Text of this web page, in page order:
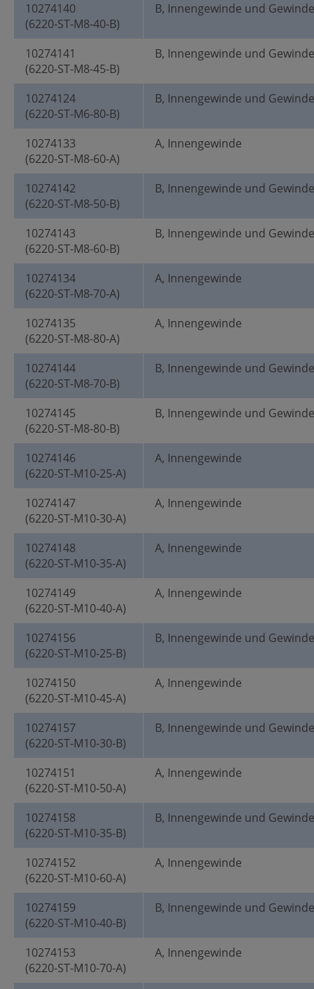
10274140
(6220-ST-M8-40-B)
B, Innengewinde und
10274141
(6220-ST-M8-45-B)
B, Innengewinde und
10274124
(6220-ST-M6-80-B)
B, Innengewinde und
10274133
(6220-ST-M8-60-A)
A, Innengewinde
10274142
(6220-ST-M8-50-B)
B, Innengewinde und
10274143
(6220-ST-M8-60-B)
B, Innengewinde und
10274134
(6220-ST-M8-70-A)
A, Innengewinde
10274135
(6220-ST-M8-80-A)
A, Innengewinde
10274144
(6220-ST-M8-70-B)
B, Innengewinde und
10274145
(6220-ST-M8-80-B)
B, Innengewinde und
10274146
(6220-ST-M10-25-A)
A, Innengewinde
10274147
(6220-ST-M10-30-A)
A, Innengewinde
10274148
(6220-ST-M10-35-A)
A, Innengewinde
10274149
(6220-ST-M10-40-A)
A, Innengewinde
10274156
(6220-ST-M10-25-B)
B, Innengewinde und
10274150
(6220-ST-M10-45-A)
A, Innengewinde
10274157
(6220-ST-M10-30-B)
B, Innengewinde und
10274151
(6220-ST-M10-50-A)
A, Innengewinde
10274158
(6220-ST-M10-35-B)
B, Innengewinde und
10274152
(6220-ST-M10-60-A)
A, Innengewinde
10274159
(6220-ST-M10-40-B)
B, Innengewinde und
10274153
(6220-ST-M10-70-A)
A, Innengewinde